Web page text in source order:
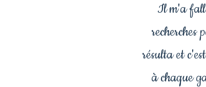
Il m'a
recherches
résulta et
à chaque